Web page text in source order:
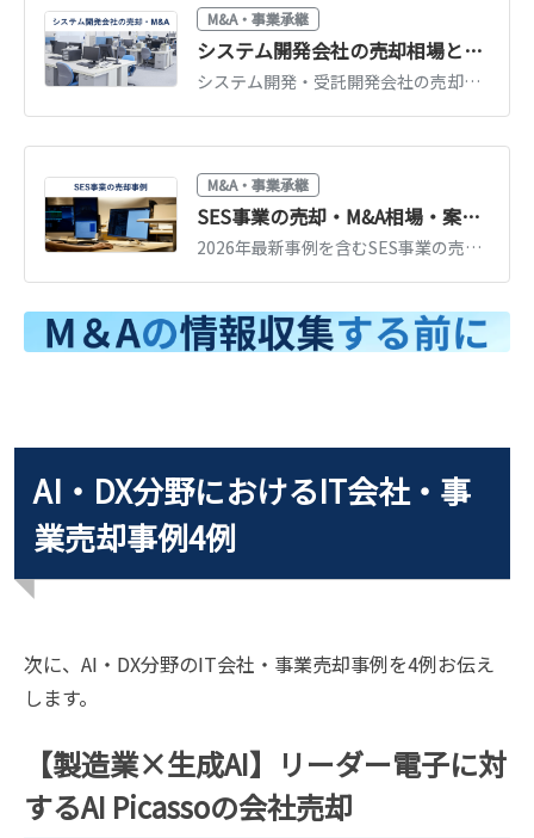
M&A・事業承継
システム開発会社の売却相場とM&A事例｜受託開発の評価ポイント
システム開発・受託開発会社の売却相場（営業利益の倍率＋エンジニア価値）と最新M&A事例を解説。評価されやすい会社の特徴、売却の進め方を紹介します。
M&A・事業承継
SES事業の売却・M&A相場・案件一覧【2025年最新事例あり】
2026年最新事例を含むSES事業の売却・M&A事例37例や、売却価格の相場、SESの事業売却で得られるメリットや注意点、高値売却の可能性を高めるポイントなどを解説します。 また、弊社オリジナルのSES事業会社のM&A・売却案件一覧も紹介しております。
AI・DX分野におけるIT会社・事
業売却事例4例
次に、AI・DX分野のIT会社・事業売却事例を4例お伝え
します。
【製造業×生成AI】リーダー電子に対
するAI Picassoの会社売却